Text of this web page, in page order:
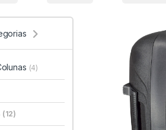
(4)
(12)